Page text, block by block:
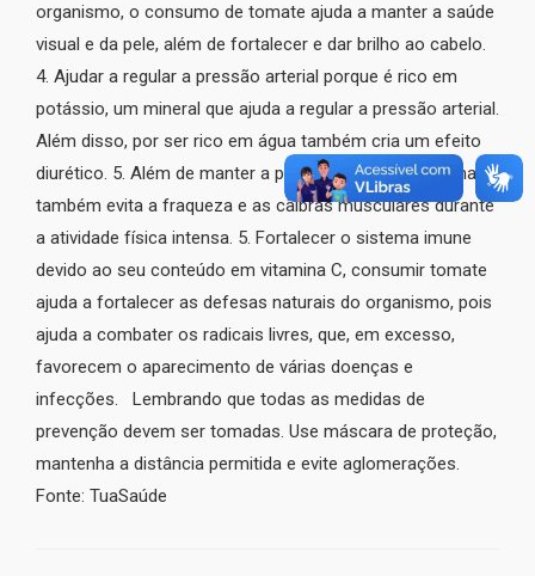
organismo, o consumo de tomate ajuda a manter a saúde
visual e da pele, além de fortalecer e dar brilho ao cabelo.
4. Ajudar a regular a pressão arterial porque é rico em
potássio, um mineral que ajuda a regular a pressão arterial.
Além disso, por ser rico em água também cria um efeito
diurético. 5. Além de manter a pressão regulada, o tomate
também evita a fraqueza e as cãibras musculares durante
a atividade física intensa. 5. Fortalecer o sistema imune
devido ao seu conteúdo em vitamina C, consumir tomate
ajuda a fortalecer as defesas naturais do organismo, pois
ajuda a combater os radicais livres, que, em excesso,
favorecem o aparecimento de várias doenças e
infecções. Lembrando que todas as medidas de
prevenção devem ser tomadas. Use máscara de proteção,
mantenha a distância permitida e evite aglomerações.
Fonte: TuaSaúde